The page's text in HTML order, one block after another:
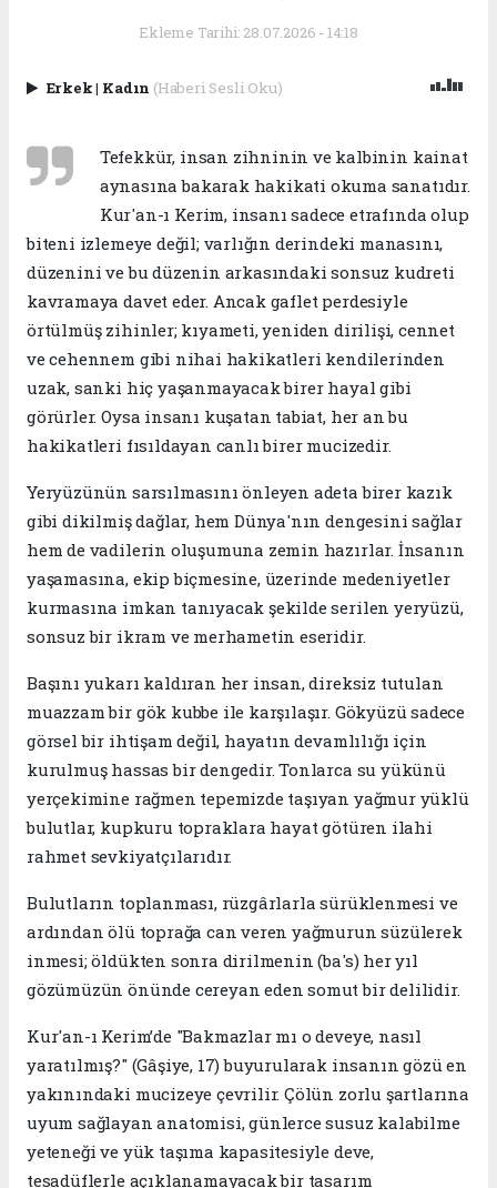
Ekleme Tarihi: 28.07.2026 - 14:18
Erkek| Kadın (Haberi Sesli Oku)
Tefekkür, insan zihninin ve kalbinin kainat
aynasına bakarak hakikati okuma sanatıdır.
Kur'an-ı Kerim, insanı sadece etrafında olup
biteni izlemeye değil; varlığın derindeki manasını,
düzenini ve bu düzenin arkasındaki sonsuz kudreti
kavramaya davet eder. Ancak gaflet perdesiyle
örtülmüş zihinler; kıyameti, yeniden dirilişi, cennet
ve cehennem gibi nihai hakikatleri kendilerinden
uzak, sanki hiç yaşanmayacak birer hayal gibi
görürler. Oysa insanı kuşatan tabiat, her an bu
hakikatleri fısıldayan canlı birer mucizedir.
​​Yeryüzünün sarsılmasını önleyen adeta birer kazık
gibi dikilmiş dağlar, hem Dünya'nın dengesini sağlar
hem de vadilerin oluşumuna zemin hazırlar. İnsanın
yaşamasına, ekip biçmesine, üzerinde medeniyetler
kurmasına imkan tanıyacak şekilde serilen yeryüzü,
sonsuz bir ikram ve merhametin eseridir.
Başını yukarı kaldıran her insan, direksiz tutulan
muazzam bir gök kubbe ile karşılaşır. Gökyüzü sadece
görsel bir ihtişam değil, hayatın devamlılığı için
kurulmuş hassas bir dengedir. Tonlarca su yükünü
yerçekimine rağmen tepemizde taşıyan yağmur yüklü
bulutlar, kupkuru topraklara hayat götüren ilahi
rahmet sevkiyatçılarıdır.
Bulutların toplanması, rüzgârlarla sürüklenmesi ve
ardından ölü toprağa can veren yağmurun süzülerek
inmesi; öldükten sonra dirilmenin (ba's) her yıl
gözümüzün önünde cereyan eden somut bir delilidir.
​Kur'an-ı Kerim’de "Bakmazlar mı o deveye, nasıl
yaratılmış?" (Gâşiye, 17) buyurularak insanın gözü en
yakınındaki mucizeye çevrilir. Çölün zorlu şartlarına
uyum sağlayan anatomisi, günlerce susuz kalabilme
yeteneği ve yük taşıma kapasitesiyle deve,
tesadüflerle açıklanamayacak bir tasarım